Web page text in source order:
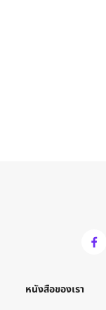
หนังสือของเรา